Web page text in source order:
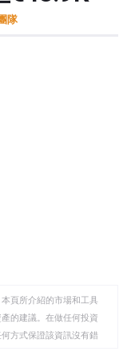
隊
頁所介紹的市場和工具
的建議。在做任何投資
方式保證該資訊沒有錯